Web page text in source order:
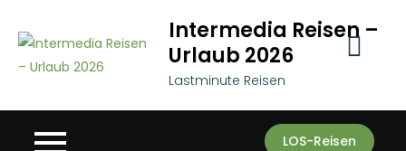
content
Intermedia Reisen –
Urlaub 2026
Lastminute Reisen
LOS-Reisen